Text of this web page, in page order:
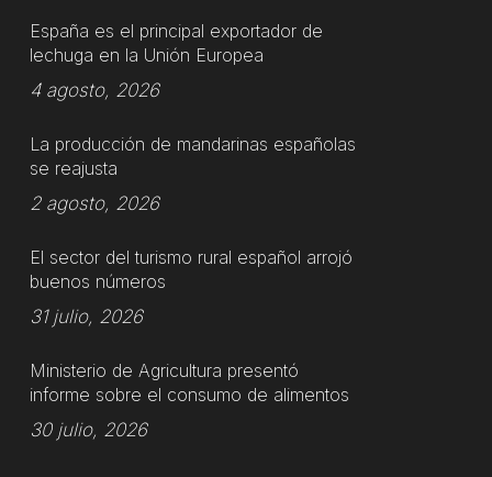
España es el principal exportador de
lechuga en la Unión Europea
4 agosto, 2026
La producción de mandarinas españolas
se reajusta
2 agosto, 2026
El sector del turismo rural español arrojó
buenos números
31 julio, 2026
Ministerio de Agricultura presentó
informe sobre el consumo de alimentos
30 julio, 2026